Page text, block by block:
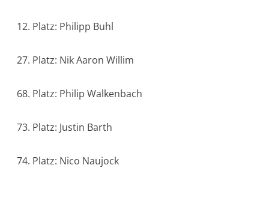
12. Platz: Philipp Buhl
27. Platz: Nik Aaron Willim
68. Platz: Philip Walkenbach
73. Platz: Justin Barth
74. Platz: Nico Naujock